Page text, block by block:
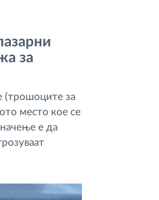
за
(трошоците за
место кое се
е да